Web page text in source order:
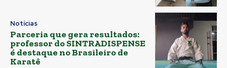
Notícias
Parceria que gera resultados:
professor do SINTRADISPENSE
é destaque no Brasileiro de
Karatê